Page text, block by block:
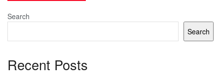
Search
Search
Recent Posts